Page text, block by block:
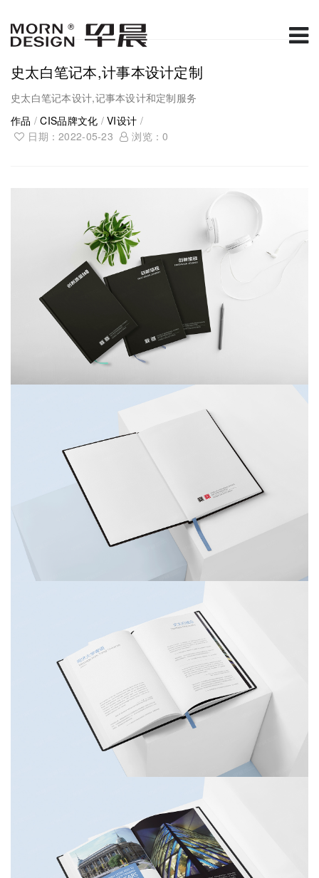
史太白笔记本,计事本设计定制
史太白笔记本设计,记事本设计和定制服务
作品 /CIS品牌文化 /VI设计 /
日期：2022-05-23
浏览：0